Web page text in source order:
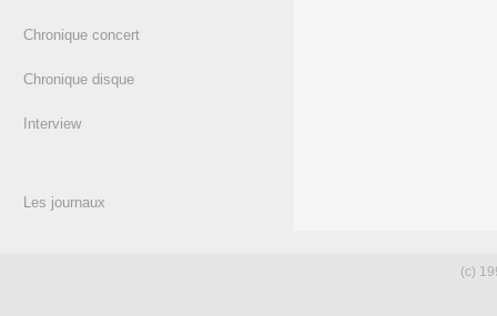
Chronique concert
Chronique disque
Interview
Les journaux
(c)